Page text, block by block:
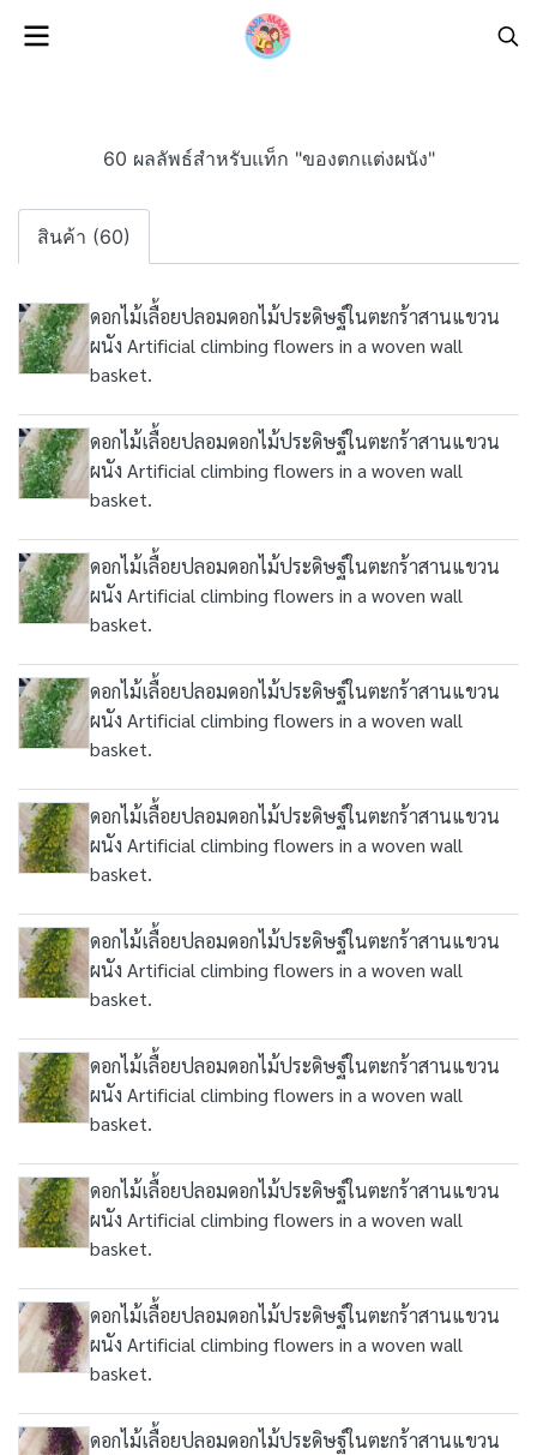
60 ผลลัพธ์สำหรับแท็ก "ของตกแต่งผนัง"
สินค้า (60)
ดอกไม้เลื้อยปลอมดอกไม้ประดิษฐ์ในตะกร้าสานแขวน
ผนัง Artificial climbing flowers in a woven wall
basket.
ดอกไม้เลื้อยปลอมดอกไม้ประดิษฐ์ในตะกร้าสานแขวน
ผนัง Artificial climbing flowers in a woven wall
basket.
ดอกไม้เลื้อยปลอมดอกไม้ประดิษฐ์ในตะกร้าสานแขวน
ผนัง Artificial climbing flowers in a woven wall
basket.
ดอกไม้เลื้อยปลอมดอกไม้ประดิษฐ์ในตะกร้าสานแขวน
ผนัง Artificial climbing flowers in a woven wall
basket.
ดอกไม้เลื้อยปลอมดอกไม้ประดิษฐ์ในตะกร้าสานแขวน
ผนัง Artificial climbing flowers in a woven wall
basket.
ดอกไม้เลื้อยปลอมดอกไม้ประดิษฐ์ในตะกร้าสานแขวน
ผนัง Artificial climbing flowers in a woven wall
basket.
ดอกไม้เลื้อยปลอมดอกไม้ประดิษฐ์ในตะกร้าสานแขวน
ผนัง Artificial climbing flowers in a woven wall
basket.
ดอกไม้เลื้อยปลอมดอกไม้ประดิษฐ์ในตะกร้าสานแขวน
ผนัง Artificial climbing flowers in a woven wall
basket.
ดอกไม้เลื้อยปลอมดอกไม้ประดิษฐ์ในตะกร้าสานแขวน
ผนัง Artificial climbing flowers in a woven wall
basket.
ดอกไม้เลื้อยปลอมดอกไม้ประดิษฐ์ในตะกร้าสานแขวน